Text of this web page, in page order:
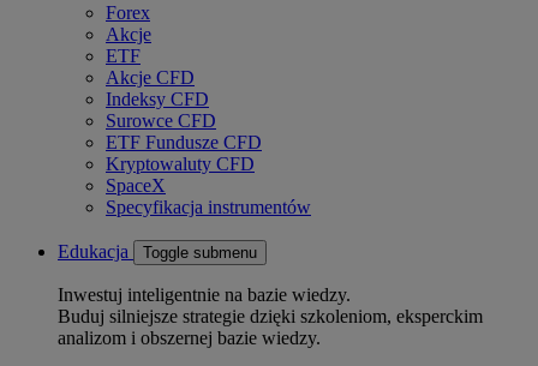
Forex
Akcje
ETF
Akcje CFD
Indeksy CFD
Surowce CFD
ETF Fundusze CFD
Kryptowaluty CFD
SpaceX
Specyfikacja instrumentów
Edukacja Toggle submenu
Inwestuj inteligentnie na bazie wiedzy.
Buduj silniejsze strategie dzięki szkoleniom, eksperckim
analizom i obszernej bazie wiedzy.